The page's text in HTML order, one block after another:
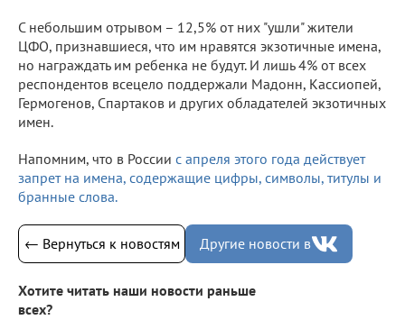
С небольшим отрывом – 12,5% от них "ушли" жители
ЦФО, признавшиеся, что им нравятся экзотичные имена,
но награждать им ребенка не будут. И лишь 4% от всех
респондентов всецело поддержали Мадонн, Кассиопей,
Гермогенов, Спартаков и других обладателей экзотичных
имен.
Напомним, что в России с апреля этого года действует
запрет на имена, содержащие цифры, символы, титулы и
бранные слова.
← Вернуться к новостям Другие новости в
Хотите читать наши новости раньше
всех?